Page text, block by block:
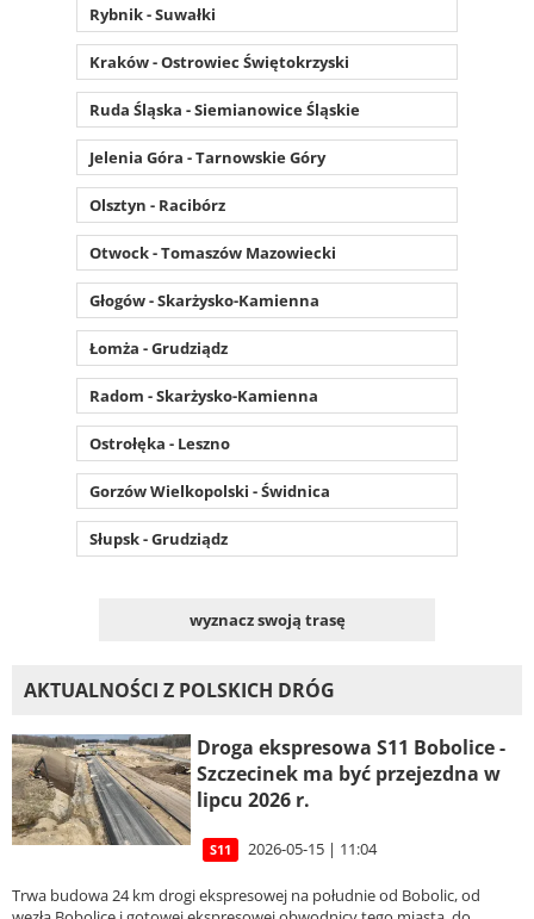
Rybnik - Suwałki
Kraków - Ostrowiec Świętokrzyski
Ruda Śląska - Siemianowice Śląskie
Jelenia Góra - Tarnowskie Góry
Olsztyn - Racibórz
Otwock - Tomaszów Mazowiecki
Głogów - Skarżysko-Kamienna
Łomża - Grudziądz
Radom - Skarżysko-Kamienna
Ostrołęka - Leszno
Gorzów Wielkopolski - Świdnica
Słupsk - Grudziądz
wyznacz swoją trasę
AKTUALNOŚCI Z POLSKICH DRÓG
Droga ekspresowa S11 Bobolice -
Szczecinek ma być przejezdna w
lipcu 2026 r.
S11 2026-05-15 | 11:04
Trwa budowa 24 km drogi ekspresowej na południe od Bobolic, od